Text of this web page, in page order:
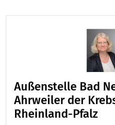
Außenstelle Bad
Ahrweiler der
Rheinland-Pfalz